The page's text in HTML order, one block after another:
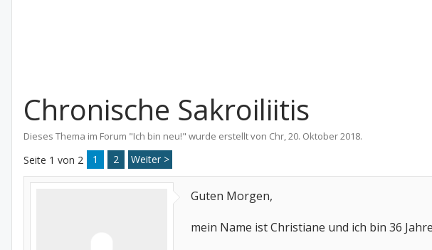
Chronische Sakroiliitis
Dieses Thema im Forum "Ich bin neu!" wurde erstellt von Chr,20. Oktober 2018.
Seite 1 von 2 1 2 Weiter >
Guten Morgen,
mein Name ist Christiane und ich bin 36